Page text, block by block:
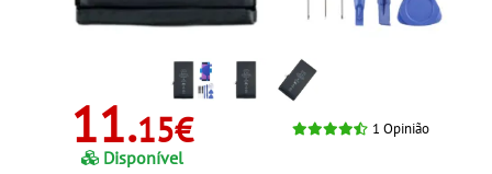
11.15€
Disponível
1 Opinião